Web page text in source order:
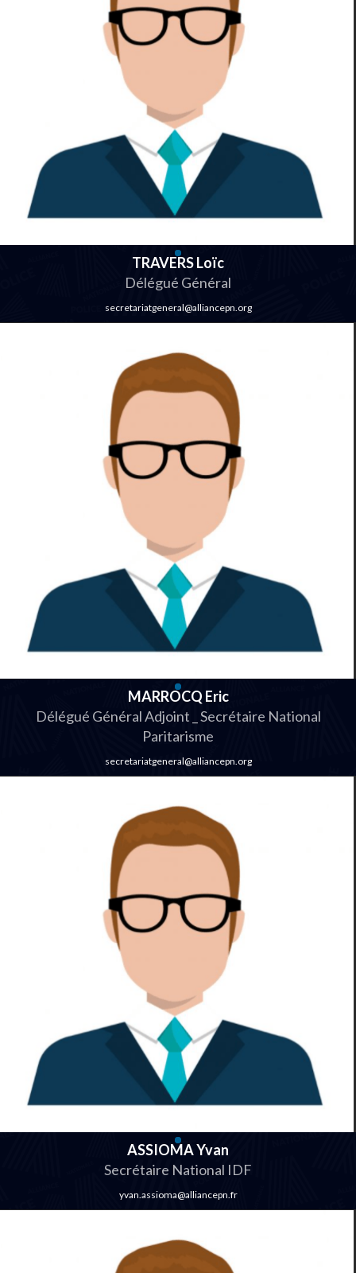
TRAVERS Loïc
Délégué Général
secretariatgeneral@alliancepn.org
MARROCQ Eric
Délégué Général Adjoint _ Secrétaire National
Paritarisme
secretariatgeneral@alliancepn.org
ASSIOMA Yvan
Secrétaire National IDF
yvan.assioma@alliancepn.fr